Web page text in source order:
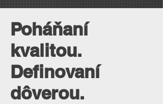
Poháňaní
kvalitou.
Definovaní
dôverou.